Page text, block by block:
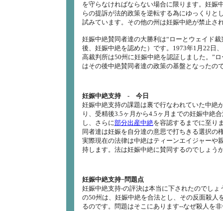
を守らなければならない場合に限ります。妊娠
らの提訴が法的政策を逆転する為にゆっくりと
試みています。その他の州は妊娠中絶が禁止さ
妊娠中絶賛同者達の大勝利は“ローとウェイド
後、妊娠中絶を認めた）です。1973年1月22日
高裁判所は50州に妊娠中絶を認証しました。”
はその後中絶賛同者達の政策の基盤となったの
妊娠中絶支持 - 今日
妊娠中絶支持の課題は裏で行なわれていた中絶
り、受精後3.5ヶ月から4.5ヶ月までの妊娠中絶
し、さらに部分出産中絶を容認するまでに至り
同者達は妊娠を自分達の意思で打ちきる選択の
実際現在の法律は中絶はティーンエイジャーや
持します。法は妊娠中絶に賛同するのでしょう
妊娠中絶支持−問題点
妊娠中絶支持-の評決は本当に下されたのでし
の50州は、妊娠中絶を合法とし、その反面殺人
るのです。問題はそこにあります--なぜ殺人を